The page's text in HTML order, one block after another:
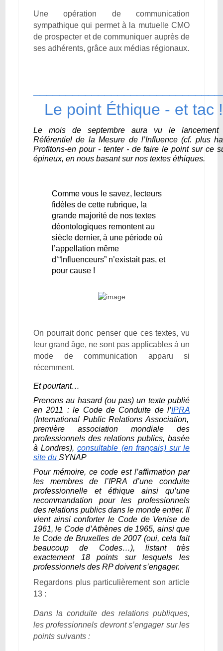
Une opération de communication
sympathique qui permet à la mutuelle CMO
de prospecter et de communiquer auprès de
ses adhérents, grâce aux médias régionaux.
Le point Éthique - et tac !
Le mois de septembre aura vu le lancement
Référentiel de la Mesure de l’Influence (cf. plus
Profitons-en pour - tenter - de faire le point sur ce
épineux, en nous basant sur nos textes éthiques.
Comme vous le savez, lecteurs
fidèles de cette rubrique, la
grande majorité de nos textes
déontologiques remontent au
siècle dernier, à une période où
l’appellation même
d’“Influenceurs” n’existait pas, et
pour cause !
On pourrait donc penser que ces textes, vu
leur grand âge, ne sont pas applicables à un
mode de communication apparu si
récemment.
Et pourtant…
Prenons au hasard (ou pas) un texte publié
en 2011 : le Code de Conduite de l’IPRA
(International Public Relations Association,
première association mondiale des
professionnels des relations publics, basée
à Londres),consultable (en français) sur le
site du SYNAP
Pour mémoire, ce code est l’affirmation par
les membres de l’IPRA d’une conduite
professionnelle et éthique ainsi qu’une
recommandation pour les professionnels
des relations publics dans le monde entier. Il
vient ainsi conforter le Code de Venise de
1961, le Code d’Athènes de 1965, ainsi que
le Code de Bruxelles de 2007 (oui, cela fait
beaucoup de Codes…), listant très
exactement 18 points sur lesquels les
professionnels des RP doivent s’engager.
Regardons plus particulièrement son article
13 :
Dans la conduite des relations publiques,
les professionnels devront s’engager sur les
points suivants :